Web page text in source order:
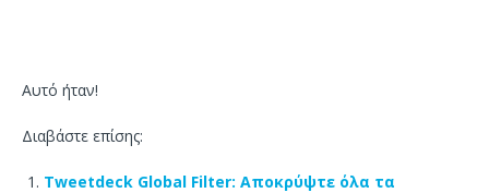
Αυτό ήταν!
Διαβάστε επίσης:
Tweetdeck Global Filter: Αποκρύψτε όλα τα